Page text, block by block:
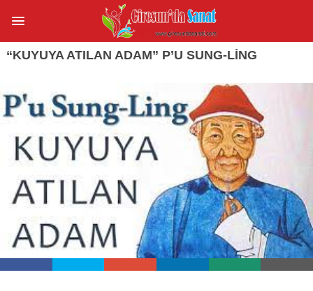
“KUYUYA ATILAN ADAM” P’U SUNG-LING